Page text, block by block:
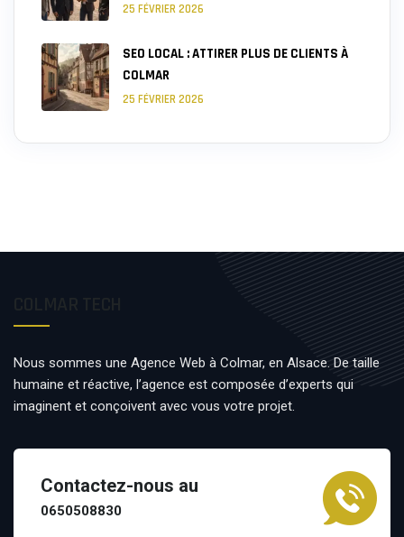
25 FÉVRIER 2026
SEO LOCAL : ATTIRER PLUS DE CLIENTS À
COLMAR
25 FÉVRIER 2026
Nous sommes une Agence Web à Colmar, en Alsace. De taille
humaine et réactive, l’agence est composée d’experts qui
imaginent et conçoivent avec vous votre projet.
Contactez-nous au
0650508830